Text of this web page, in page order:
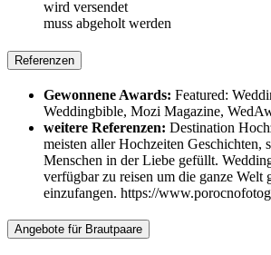
wird versendet
muss abgeholt werden
Referenzen
Gewonnene Awards: Featured:
Weddingbible, Mozi Magazine,
weitere Referenzen: Destination
meisten aller Hochzeiten Geschichten,
Menschen in der Liebe gefüllt.
verfügbar zu reisen um die ganze Welt
einzufangen. https://
Angebote für Brautpaare